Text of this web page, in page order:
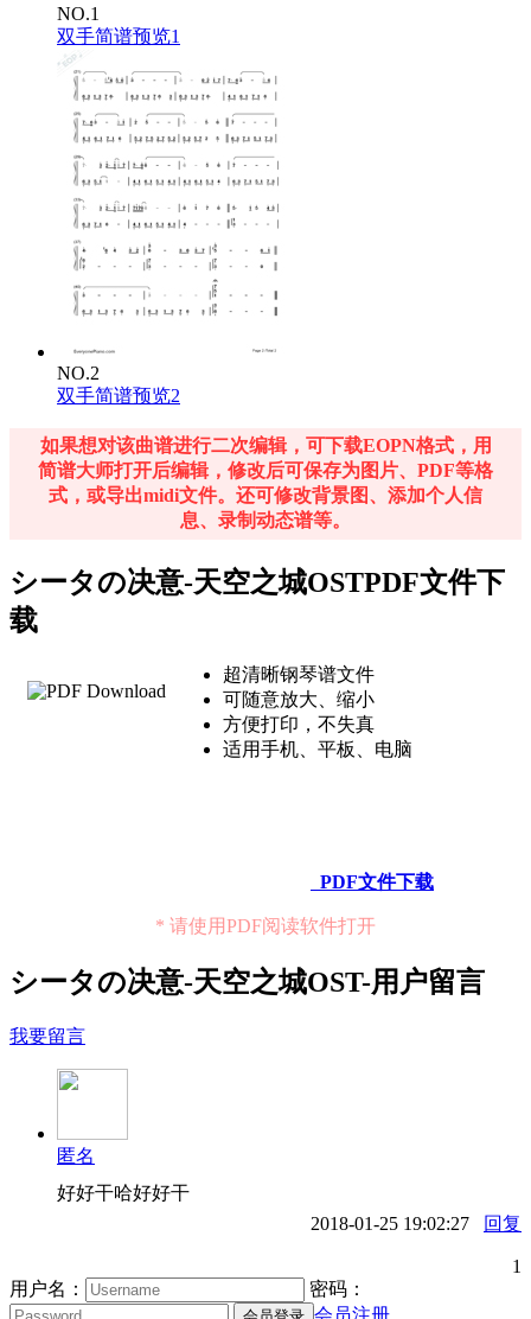
NO.1
双手简谱预览1
NO.2
双手简谱预览2
如果想对该曲谱进行二次编辑，可下载EOPN格式，用
简谱大师打开后编辑，修改后可保存为图片、PDF等格
式，或导出midi文件。还可修改背景图、添加个人信
息、录制动态谱等。
シータの决意-天空之城OSTPDF文件下
载
超清晰钢琴谱文件
可随意放大、缩小
方便打印，不失真
适用手机、平板、电脑
PDF文件下载
* 请使用PDF阅读软件打开
シータの决意-天空之城OST-用户留言
我要留言
匿名
好好干哈好好干
2018-01-25 19:02:27
回复
1
用户名：
密码：
会员注册